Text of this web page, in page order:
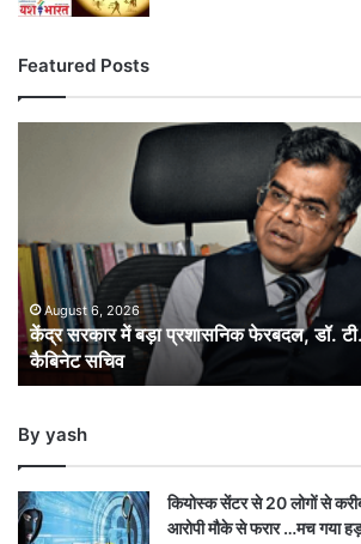
Featured Posts
फेरबदल,
डॉ.
टी.वी.
सोमनाथन
बने
नए
सचिव
August 6, 2026
केंद्र सरकार में बड़ा प्रशासनिक फेरबदल, डॉ.
कैबिनेट सचिव
By yash
कियोस्क सेंटर से 20 लोगों से
आरोपी मौके से फरार …मच गया